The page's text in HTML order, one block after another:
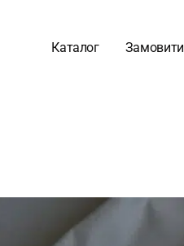
Каталог